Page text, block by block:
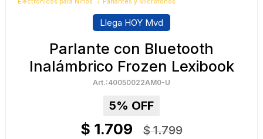
Electrónicos para Niños Parlantes y Micrófonos
Llega HOY Mvd
Parlante con Bluetooth
Inalámbrico Frozen Lexibook
40050022AM0-U
5
$ 1.709 $ 1.799